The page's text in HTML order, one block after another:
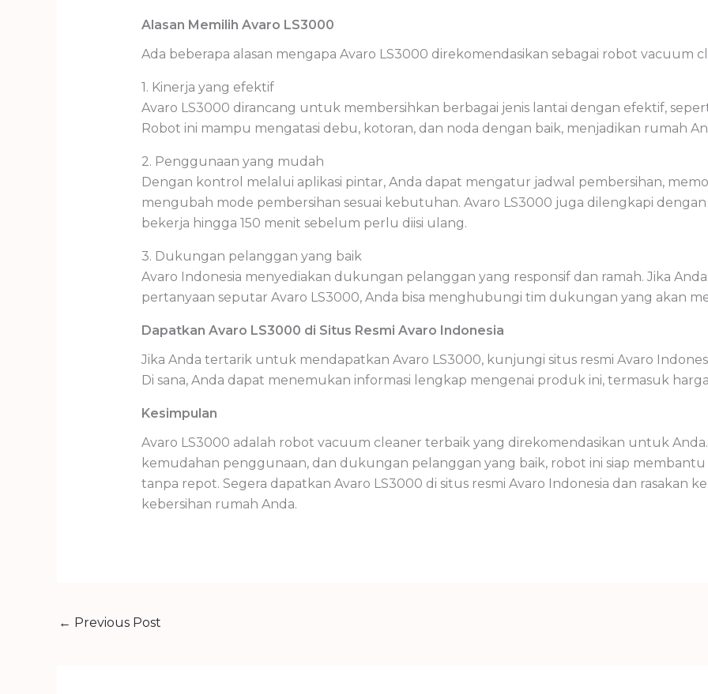
Alasan Memilih Avaro LS3000
Ada beberapa alasan mengapa Avaro LS3000 direkomendasikan sebagai robot vacuum
1. Kinerja yang efektif
Avaro LS3000 dirancang untuk membersihkan berbagai jenis lantai dengan efektif,
Robot ini mampu mengatasi debu, kotoran, dan noda dengan baik, menjadikan rumah
2. Penggunaan yang mudah
Dengan kontrol melalui aplikasi pintar, Anda dapat mengatur jadwal pembersihan,
mengubah mode pembersihan sesuai kebutuhan. Avaro LS3000 juga dilengkapi
bekerja hingga 150 menit sebelum perlu diisi ulang.
3. Dukungan pelanggan yang baik
Avaro Indonesia menyediakan dukungan pelanggan yang responsif dan ramah. Jika
pertanyaan seputar Avaro LS3000, Anda bisa menghubungi tim dukungan yang akan
Dapatkan Avaro LS3000 di Situs Resmi Avaro Indonesia
Jika Anda tertarik untuk mendapatkan Avaro LS3000, kunjungi situs resmi Avaro
Di sana, Anda dapat menemukan informasi lengkap mengenai produk ini, termasuk
Kesimpulan
Avaro LS3000 adalah robot vacuum cleaner terbaik yang direkomendasikan untuk
kemudahan penggunaan, dan dukungan pelanggan yang baik, robot ini siap
tanpa repot. Segera dapatkan Avaro LS3000 di situs resmi Avaro Indonesia dan rasakan
kebersihan rumah Anda.
← Previous Post